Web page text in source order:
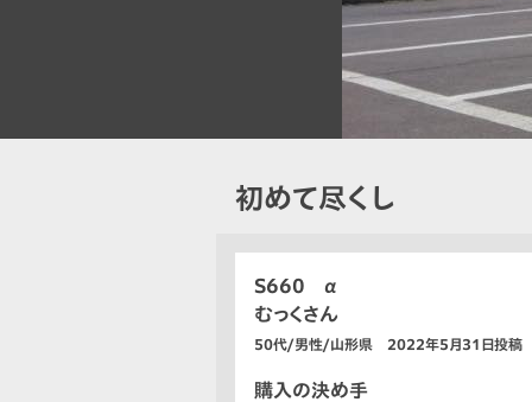
初めて尽くし
S660 α
むっくさん
50代/男性/山形県 2022年5月31日投稿
購入の決め手